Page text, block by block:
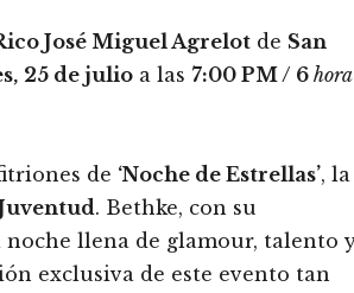
José Miguel Agrelot de San
25 de julio a las 7:00 PM / 6 hora
de ‘Noche de Estrellas’, la
. Bethke, con su
noche llena de glamour, talento
exclusiva de este evento tan